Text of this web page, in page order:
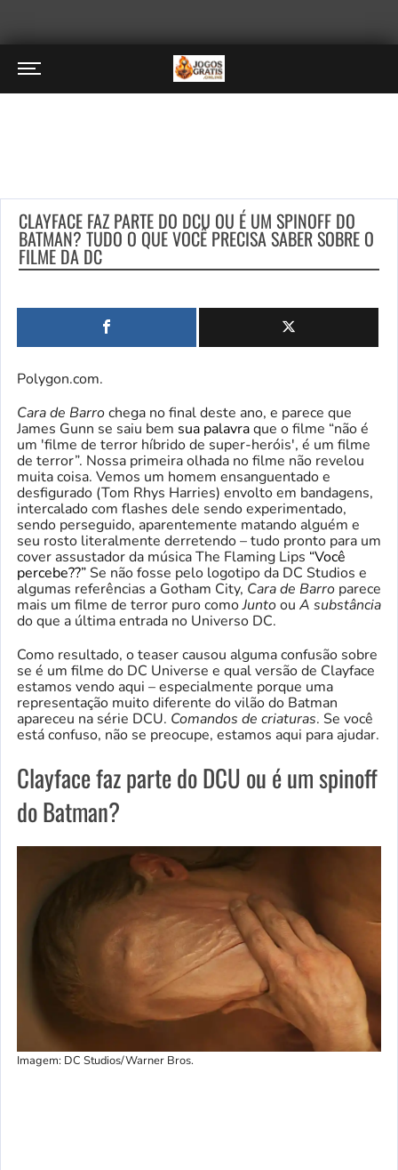
CLAYFACE FAZ PARTE DO DCU OU É UM SPINOFF DO
BATMAN? TUDO O QUE VOCÊ PRECISA SABER SOBRE O
FILME DA DC
Polygon.com.
Cara de Barrochega no final deste ano, e parece que
James Gunn se saiu bem sua palavraque o filme “não é
um 'filme de terror híbrido de super-heróis', é um filme
de terror”. Nossa primeira olhada no filme não revelou
muita coisa. Vemos um homem ensanguentado e
desfigurado (Tom Rhys Harries) envolto em bandagens,
intercalado com flashes dele sendo experimentado,
sendo perseguido, aparentemente matando alguém e
seu rosto literalmente derretendo – tudo pronto para um
cover assustador da música The Flaming Lips “Você
percebe??”Se não fosse pelo logotipo da DC Studios e
algumas referências a Gotham City, Cara de Barro parece
mais um filme de terror puro comoJuntoou A substância
do que a última entrada no Universo DC.
Como resultado, o teaser causou alguma confusão sobre
se é um filme do DC Universe e qual versão de Clayface
estamos vendo aqui – especialmente porque uma
representação muito diferente do vilão do Batman
apareceu na série DCU. Comandos de criaturas. Se você
está confuso, não se preocupe, estamos aqui para ajudar.
Clayface faz parte do DCU ou é um spinoff
do Batman?
Imagem: DC Studios/Warner Bros.